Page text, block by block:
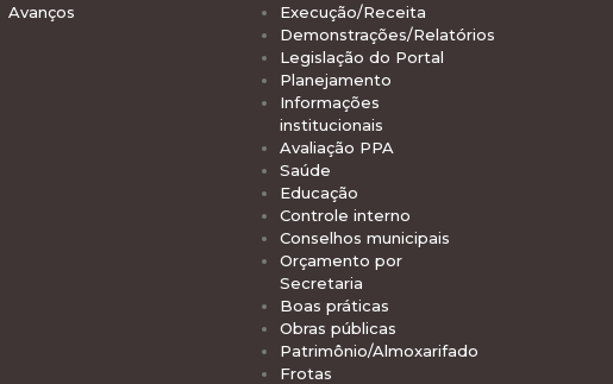
Avanços
Execução/Receita
Demonstrações/Relatórios
Legislação do Portal
Planejamento
Informações
institucionais
Avaliação PPA
Saúde
Educação
Controle interno
Conselhos municipais
Orçamento por
Secretaria
Boas práticas
Obras públicas
Patrimônio/Almoxarifado
Frotas